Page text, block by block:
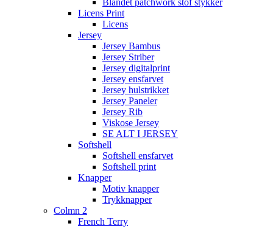
Blandet patchwork stof stykker
Licens Print
Licens
Jersey
Jersey Bambus
Jersey Striber
Jersey digitalprint
Jersey ensfarvet
Jersey hulstrikket
Jersey Paneler
Jersey Rib
Viskose Jersey
SE ALT I JERSEY
Softshell
Softshell ensfarvet
Softshell print
Knapper
Motiv knapper
Trykknapper
Colmn 2
French Terry